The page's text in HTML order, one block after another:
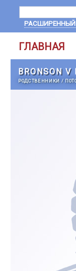
РАСШИРЕННЫЙ
ГЛАВНАЯ
BRONSON V
РОДСТВЕННИКИ /